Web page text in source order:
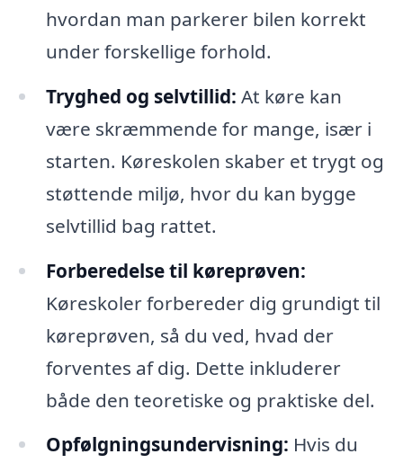
hvordan man parkerer bilen korrekt
under forskellige forhold.
Tryghed og selvtillid: At køre kan
være skræmmende for mange, især i
starten. Køreskolen skaber et trygt og
støttende miljø, hvor du kan bygge
selvtillid bag rattet.
Forberedelse til køreprøven:
Køreskoler forbereder dig grundigt til
køreprøven, så du ved, hvad der
forventes af dig. Dette inkluderer
både den teoretiske og praktiske del.
Opfølgningsundervisning: Hvis du